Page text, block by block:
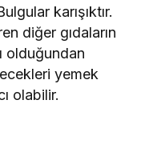
karışıktır.
diğer gıdaların
olduğundan
yemek
olabilir.